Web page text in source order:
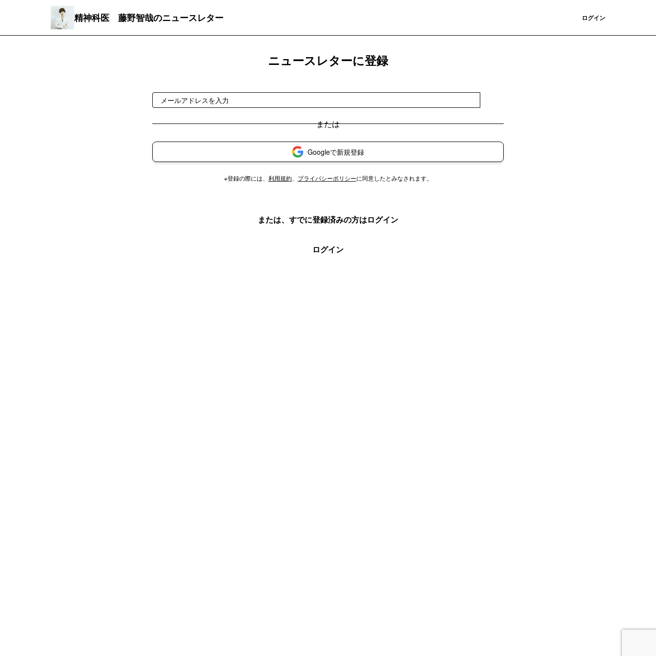
精神科医 藤野智哉のニュースレター ログイン
ニュースレターに登録
Googleで新規登録
※登録の際には、 利用規約、 プライバシーポリシーに同意したとみなされます。
または、すでに登録済みの方はログイン
ログイン